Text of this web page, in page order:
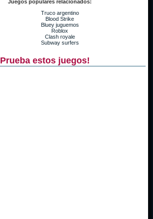
Juegos populares relacionados:
Truco argentino
Blood Strike
Bluey juguemos
Roblox
Clash royale
Subway surfers
Prueba estos juegos!